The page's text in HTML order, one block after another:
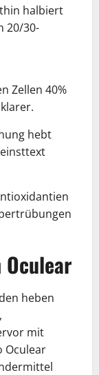
halbiert
20/30-
Zellen 40%
hebt
heben
mit
Oculear